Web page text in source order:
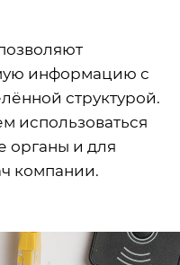
информацию с
структурой.
использоваться
органы и для
компании.